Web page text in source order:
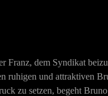
Franz, dem Syndikat
ruhigen und
zu setzen, begeht